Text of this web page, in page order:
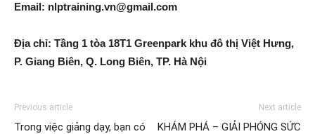
Email: nlptraining.vn@gmail.com
Địa chỉ: Tầng 1 tòa 18T1 Greenpark khu đô thị Việt Hưng,
P. Giang Biên, Q. Long Biên, TP. Hà Nội
Previous article
Trong việc giảng dạy, bạn có
Next article
KHÁM PHÁ – GIẢI PHÓNG SỨC